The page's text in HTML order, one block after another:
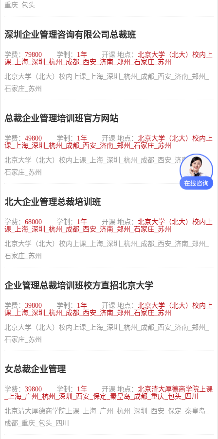
重庆_包头
深圳企业管理咨询有限公司总裁班
学费： 79800 学制： 1年 开课 地点： 北京大学（北大）校内上
课_上海_深圳_杭州_成都_西安_济南_郑州_石家庄_苏州
北京大学（北大）校内上课_上海_深圳_杭州_成都_西安_济南_郑州_
石家庄_苏州
总裁企业管理培训班官方网站
学费： 49800 学制： 1年 开课 地点： 北京大学（北大）校内上
课_上海_深圳_杭州_成都_西安_济南_郑州_石家庄_苏州
北京大学（北大）校内上课_上海_深圳_杭州_成都_西安_济南_郑州_
石家庄_苏州
北大企业管理总裁培训班
学费： 68000 学制： 1年 开课 地点： 北京大学（北大）校内上
课_上海_深圳_杭州_成都_西安_济南_郑州_石家庄_苏州
北京大学（北大）校内上课_上海_深圳_杭州_成都_西安_济南_郑州_
石家庄_苏州
企业管理总裁培训班校方直招北京大学
学费： 39800 学制： 1年 开课 地点： 北京大学（北大）校内上
课_上海_深圳_杭州_成都_西安_济南_郑州_石家庄_苏州
北京大学（北大）校内上课_上海_深圳_杭州_成都_西安_济南_郑州_
石家庄_苏州
女总裁企业管理
学费： 39800 学制： 1年 开课 地点： 北京清大厚德商学院上课
_上海_广州_杭州_深圳_西安_保定_秦皇岛_成都_重庆_包头_四川
北京清大厚德商学院上课_上海_广州_杭州_深圳_西安_保定_秦皇岛_
成都_重庆_包头_四川